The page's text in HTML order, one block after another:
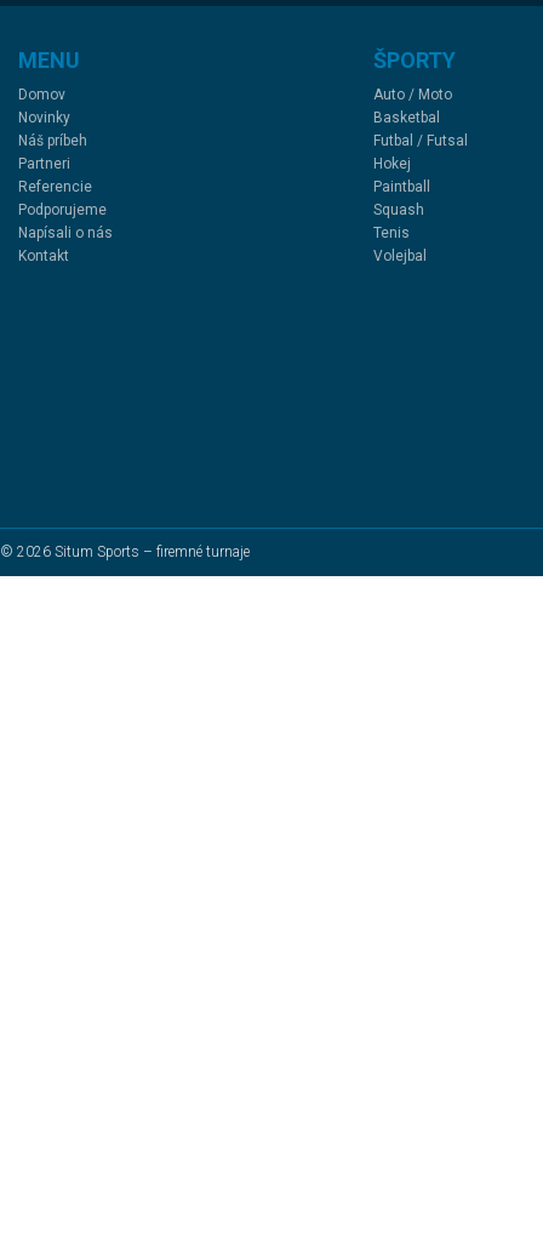
MENU
Domov
Novinky
Náš príbeh
Partneri
Referencie
Podporujeme
Napísali o nás
Kontakt
ŠPORTY
Auto / Moto
Basketbal
Futbal / Futsal
Hokej
Paintball
Squash
Tenis
Volejbal
© 2026 Situm Sports – firemné turnaje